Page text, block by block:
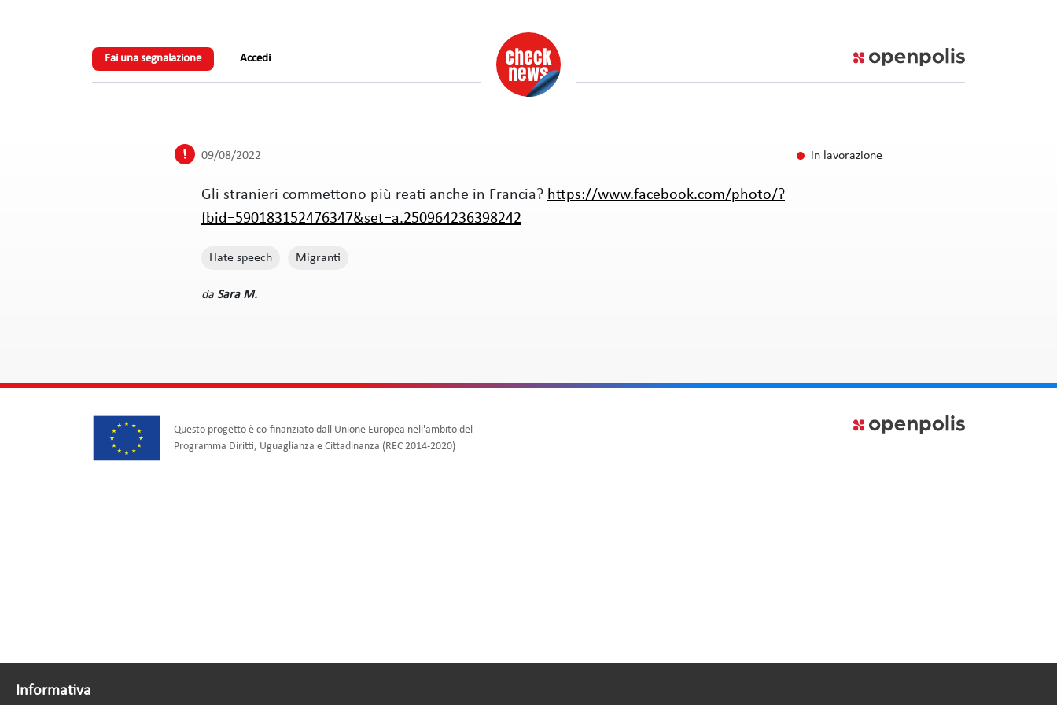
Fai una segnalazione Accedi
09/08/2022 in lavorazione
Gli stranieri commettono più reati anche in Francia? https://www.facebook.com/photo/?
fbid=590183152476347&set=a.250964236398242
Hate speech Migranti
Sara M.
Questo progetto è co-finanziato dall'Unione Europea nell'ambito del
Programma Diritti, Uguaglianza e Cittadinanza (REC 2014-2020)
Informativa